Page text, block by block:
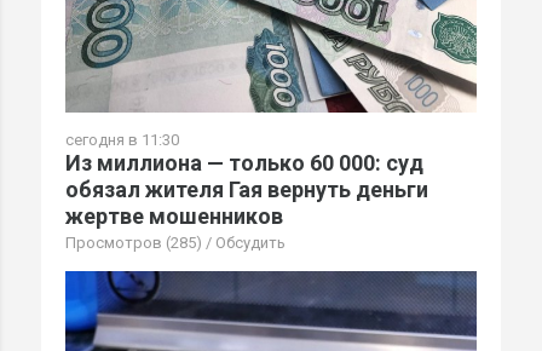
сегодня в 11:30
Из миллиона — только 60 000: суд
обязал жителя Гая вернуть деньги
жертве мошенников
Просмотров (285) / Обсудить